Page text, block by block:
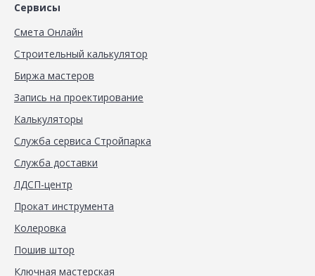
Сервисы
Смета Онлайн
Строительный калькулятор
Биржа мастеров
Запись на проектирование
Калькуляторы
Служба сервиса Стройпарка
Служба доставки
ЛДСП-центр
Прокат инструмента
Колеровка
Пошив штор
Ключная мастерская